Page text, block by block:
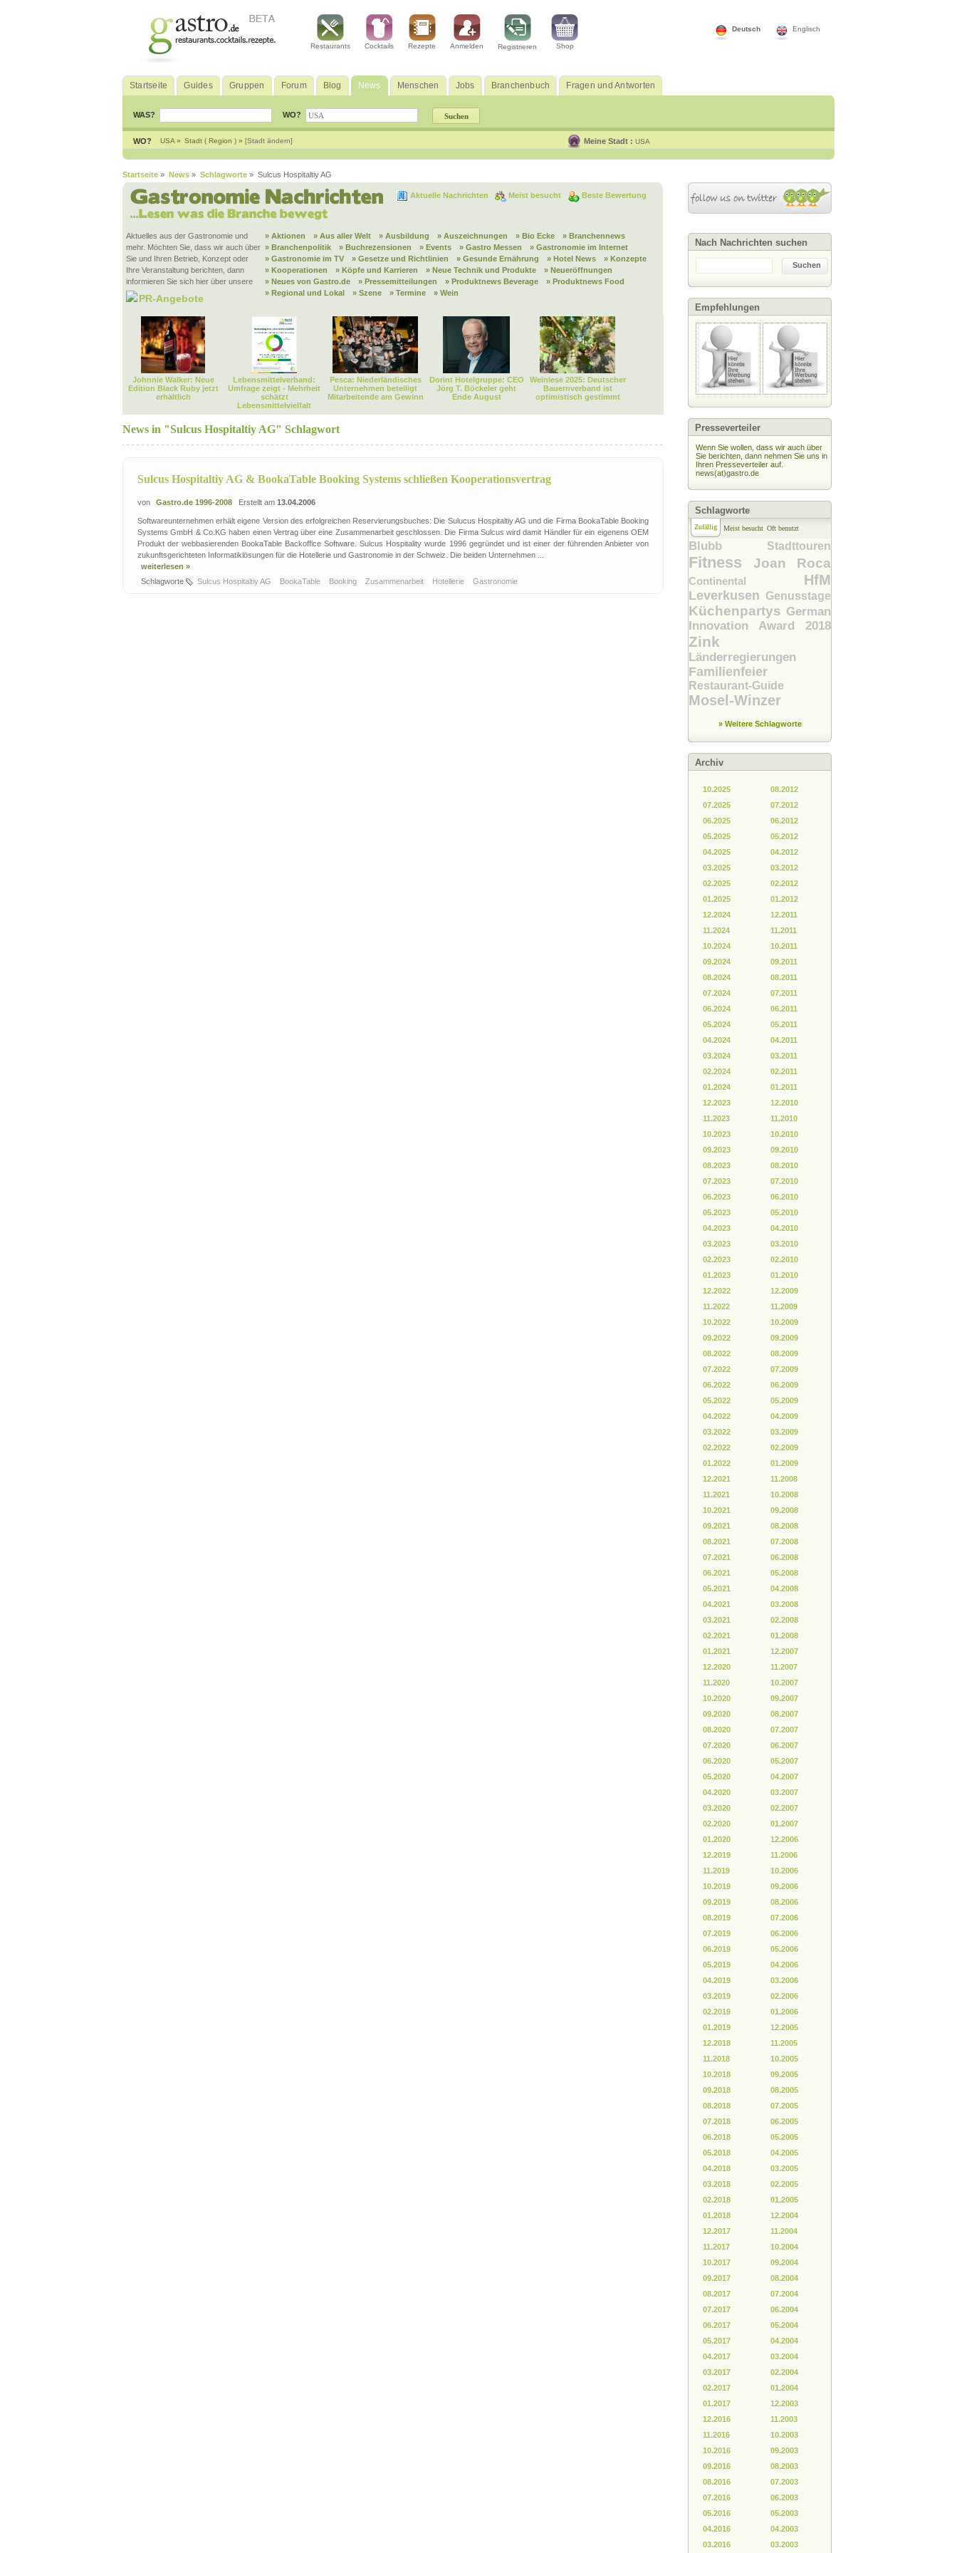
Englisch
Deutsch
Restaurants Cocktails Rezepte Anmelden Registrieren Shop
Startseite Guides Gruppen Forum Blog News Menschen Jobs Branchenbuch Fragen und Antworten
WAS? WO?
WO? USA » Stadt ( Region ) » [Stadt ändern] Meine Stadt : USA
Startseite » News » Schlagworte » Sulcus Hospitaltiy AG
Aktuelle Nachrichten Meist besucht Beste Bewertung
Aktuelles aus der Gastronomie und
mehr. Möchten Sie, dass wir auch über
Sie und Ihren Betrieb, Konzept oder
Ihre Veranstaltung berichten, dann
informieren Sie sich hier über unsere
PR-Angebote
» Aktionen » Aus aller Welt » Ausbildung » Auszeichnungen » Bio Ecke
» Branchennews
» Branchenpolitik
» Buchrezensionen » Events » Gastro Messen
» Gastronomie im Internet
» Gastronomie im TV
» Gesetze und Richtlinien » Gesunde Ernährung » Hotel News
» Konzepte
» Kooperationen
» Köpfe und Karrieren » Neue Technik und Produkte
» Neueröffnungen
» Neues von Gastro.de
» Pressemitteilungen » Produktnews Beverage
» Produktnews Food
» Regional und Lokal
» Szene » Termine » Wein
Johnnie Walker: Neue
Edition Black Ruby jetzt
erhältlich
Lebensmittelverband:
Umfrage zeigt - Mehrheit
schätzt
Lebensmittelvielfalt
Pesca: Niederländisches
Unternehmen beteiligt
Mitarbeitende am Gewinn
Dorint Hotelgruppe: CEO
Jörg T. Böckeler geht
Ende August
Weinlese 2025: Deutscher
Bauernverband ist
optimistisch gestimmt
News in "Sulcus Hospitaltiy AG" Schlagwort
Sulcus Hospitaltiy AG & BookaTable Booking Systems schließen Kooperationsvertrag
von Gastro.de 1996-2008 Erstellt am 13.04.2006
Softwareunternehmen erhält eigene Version des erfolgreichen Reservierungsbuches: Die Sulucus Hospitaltiy AG und die Firma BookaTable Booking
Systems GmbH & Co.KG haben einen Vertrag über eine Zusammenarbeit geschlossen. Die Firma Sulcus wird damit Händler für ein eigenens OEM
Produkt der webbasierenden BookaTable Backoffice Software. Sulcus Hospitality wurde 1996 gegründet und ist einer der führenden Anbieter von
zukunftsgerichteten Informatiklösungen für die Hotellerie und Gastronomie in der Schweiz. Die beiden Unternehmen ...
weiterlesen »
Schlagworte
Sulcus Hospitaltiy AG BookaTable Booking Zusammenarbeit Hotellerie Gastronomie
Nach Nachrichten suchen
Suchen
Empfehlungen
Presseverteiler
Wenn Sie wollen, dass wir auch über
Sie berichten, dann nehmen Sie uns in
Ihren Presseverteiler auf.
news(at)gastro.de
Schlagworte
Zufällig Meist besucht Oft benutzt
Blubb Stadttouren
Fitness Joan Roca
Continental HfM
Leverkusen Genusstage
Küchenpartys German
Innovation Award 2018
Zink
Länderregierungen
Familienfeier
Restaurant-Guide
Mosel-Winzer
» Weitere Schlagworte
Archiv
10.2025
07.2025
06.2025
05.2025
04.2025
03.2025
02.2025
01.2025
12.2024
11.2024
10.2024
09.2024
08.2024
07.2024
06.2024
05.2024
04.2024
03.2024
02.2024
01.2024
12.2023
11.2023
10.2023
09.2023
08.2023
07.2023
06.2023
05.2023
04.2023
03.2023
02.2023
01.2023
12.2022
11.2022
10.2022
09.2022
08.2022
07.2022
06.2022
05.2022
04.2022
03.2022
02.2022
01.2022
12.2021
11.2021
10.2021
09.2021
08.2021
07.2021
06.2021
05.2021
04.2021
03.2021
02.2021
01.2021
12.2020
11.2020
10.2020
09.2020
08.2020
07.2020
06.2020
05.2020
04.2020
03.2020
02.2020
01.2020
12.2019
11.2019
10.2019
09.2019
08.2019
07.2019
06.2019
05.2019
04.2019
03.2019
02.2019
01.2019
12.2018
11.2018
10.2018
09.2018
08.2018
07.2018
06.2018
05.2018
04.2018
03.2018
02.2018
01.2018
12.2017
11.2017
10.2017
09.2017
08.2017
07.2017
06.2017
05.2017
04.2017
03.2017
02.2017
01.2017
12.2016
11.2016
10.2016
09.2016
08.2016
07.2016
05.2016
04.2016
03.2016
08.2012
07.2012
06.2012
05.2012
04.2012
03.2012
02.2012
01.2012
12.2011
11.2011
10.2011
09.2011
08.2011
07.2011
06.2011
05.2011
04.2011
03.2011
02.2011
01.2011
12.2010
11.2010
10.2010
09.2010
08.2010
07.2010
06.2010
05.2010
04.2010
03.2010
02.2010
01.2010
12.2009
11.2009
10.2009
09.2009
08.2009
07.2009
06.2009
05.2009
04.2009
03.2009
02.2009
01.2009
11.2008
10.2008
09.2008
08.2008
07.2008
06.2008
05.2008
04.2008
03.2008
02.2008
01.2008
12.2007
11.2007
10.2007
09.2007
08.2007
07.2007
06.2007
05.2007
04.2007
03.2007
02.2007
01.2007
12.2006
11.2006
10.2006
09.2006
08.2006
07.2006
06.2006
05.2006
04.2006
03.2006
02.2006
01.2006
12.2005
11.2005
10.2005
09.2005
08.2005
07.2005
06.2005
05.2005
04.2005
03.2005
02.2005
01.2005
12.2004
11.2004
10.2004
09.2004
08.2004
07.2004
06.2004
05.2004
04.2004
03.2004
02.2004
01.2004
12.2003
11.2003
10.2003
09.2003
08.2003
07.2003
06.2003
05.2003
04.2003
03.2003